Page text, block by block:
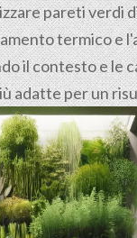
pareti verdi
termico e
il contesto e le
adatte per un